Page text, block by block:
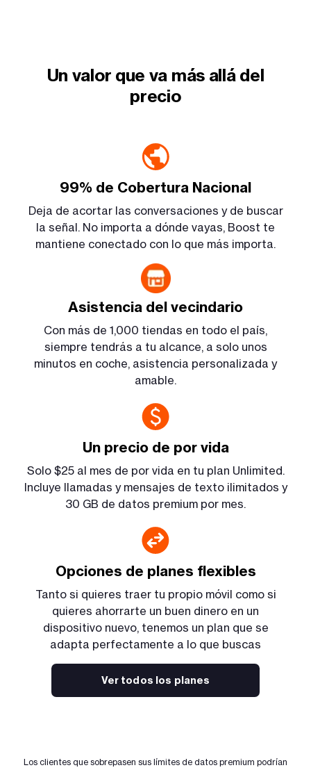
Un valor que va más allá del
precio
99% de Cobertura Nacional
Deja de acortar las conversaciones y de buscar
la señal. No importa a dónde vayas, Boost te
mantiene conectado con lo que más importa.
Asistencia del vecindario
Con más de 1,000 tiendas en todo el país,
siempre tendrás a tu alcance, a solo unos
minutos en coche, asistencia personalizada y
amable.
Un precio de por vida
Solo $25 al mes de por vida en tu plan Unlimited.
Incluye llamadas y mensajes de texto ilimitados y
30 GB de datos premium por mes.
Opciones de planes flexibles
Tanto si quieres traer tu propio móvil como si
quieres ahorrarte un buen dinero en un
dispositivo nuevo, tenemos un plan que se
adapta perfectamente a lo que buscas
Ver todos los planes
Los clientes que sobrepasen sus límites de datos premium podrían